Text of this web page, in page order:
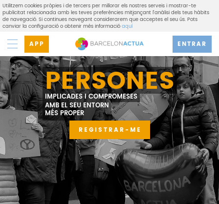
Utilitzem cookies pròpies i de tercers per millorar els nostres serveis i mostrar-te
publicitat relacionada amb les teves preferències mitjançant l'anàlisi dels teus hàbits
de navegació. Si continues navegant considerarem que acceptes el seu ús. Pots
canviar la configuració o obtenir més informacióaquí
APP ENTRAR
PERSONES
IMPLICADES I COMPROMESES
AMB EL SEU ENTORN
MÉS PROPER
REGISTRAR-ME